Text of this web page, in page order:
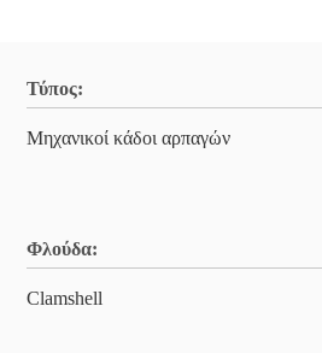
Τύπος:
Μηχανικοί κάδοι αρπαγών
Φλούδα:
Clamshell